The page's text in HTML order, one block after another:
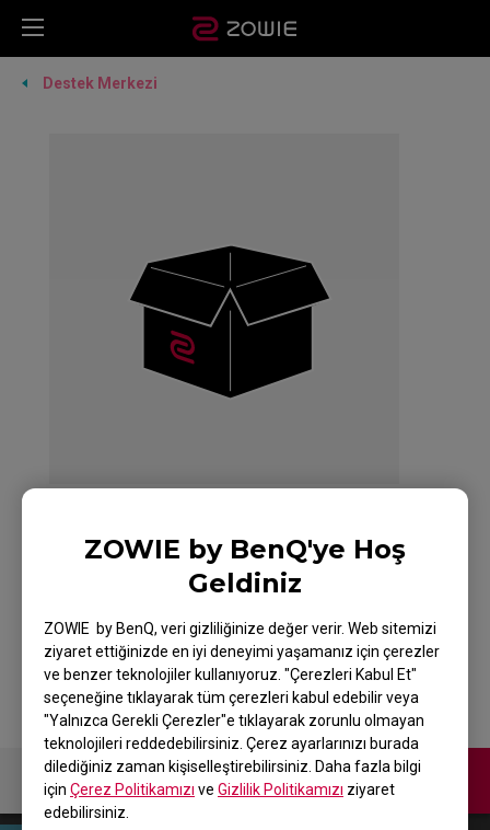
ZOWIE by BenQ'ye Hoş
Geldiniz
ZOWIE by BenQ, veri gizliliğinize değer verir. Web sitemizi
ziyaret ettiğinizde en iyi deneyimi yaşamanız için çerezler
ve benzer teknolojiler kullanıyoruz. "Çerezleri Kabul Et"
seçeneğine tıklayarak tüm çerezleri kabul edebilir veya
"Yalnızca Gerekli Çerezler"e tıklayarak zorunlu olmayan
teknolojileri reddedebilirsiniz. Çerez ayarlarınızı burada
dilediğiniz zaman kişiselleştirebilirsiniz. Daha fazla bilgi
için Çerez Politikamızı ve Gizlilik Politikamızı ziyaret
edebilirsiniz.
Destek Merkezi
ZOWIE ZA11 Espor
Mouse Beyaz
Bize Ulaşın